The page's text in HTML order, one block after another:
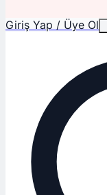
Giriş Yap / Üye Ol